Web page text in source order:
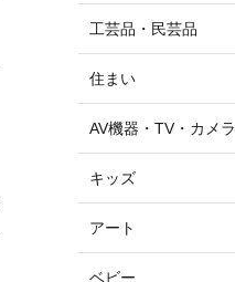
工芸品・民芸品
住まい
AV機器・TV・カメラ
キッズ
アート
ベビー